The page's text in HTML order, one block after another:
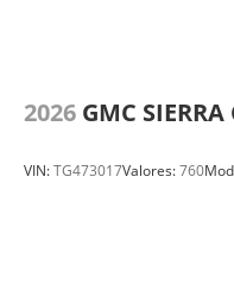
2026 GMC SIERRA
VIN:TG473017Valores:760